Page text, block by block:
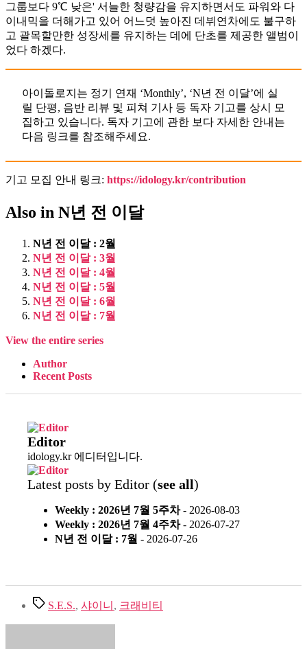
그룹보다 9℃ 낮은' 서늘한 청량감을 유지하면서도 파워와 다
이내믹을 더해가고 있어 어느덧 높아진 데뷔연차에도 불구하
고 괄목할만한 성장세를 유지하는 데에 단초를 제공한 앨범이
었다 하겠다.
아이돌로지는 정기 연재 ‘Monthly’, ‘N년 전 이달’에 실
릴 단평, 음반 리뷰 및 피쳐 기사 등 독자 기고를 상시 모
집하고 있습니다. 독자 기고에 관한 보다 자세한 안내는
다음 링크를 참조해주세요.
기고 모집 안내 링크: https://idology.kr/contribution
Also in N년 전 이달
N년 전 이달 : 2월
N년 전 이달 : 3월
N년 전 이달 : 4월
N년 전 이달 : 5월
N년 전 이달 : 6월
N년 전 이달 : 7월
View the entire series
Author
Recent Posts
Editor
idology.kr 에디터입니다.
Latest posts by Editor (see all)
Weekly : 2026년 7월 5주차- 2026-08-03
Weekly : 2026년 7월 4주차- 2026-07-27
N년 전 이달 : 7월 - 2026-07-26
TagsS.E.S., 샤이니 , 크래비티